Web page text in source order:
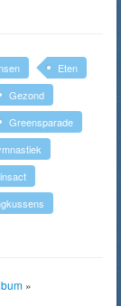
Eten
Gezond
Greensparade
»